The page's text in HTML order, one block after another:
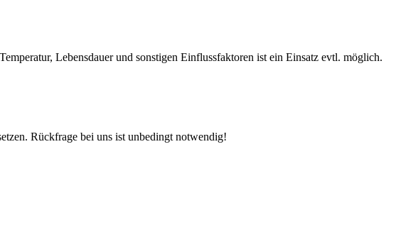
Lebensdauer und sonstigen Einflussfaktoren ist ein Einsatz evtl. möglich.
Rückfrage bei uns ist unbedingt notwendig!